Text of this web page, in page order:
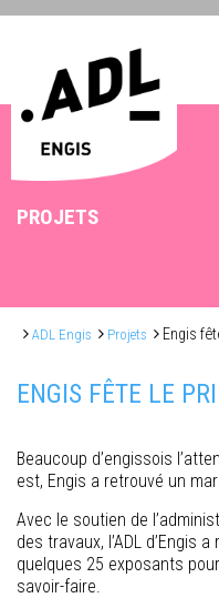
PROJETS
ADL Engis Projets Engis
ENGIS FÊTE LE
Beaucoup d’engissois
est, Engis a retrouvé un
Avec le soutien de
des travaux, l’ADL d’Engis
quelques 25 exposants
savoir-faire.